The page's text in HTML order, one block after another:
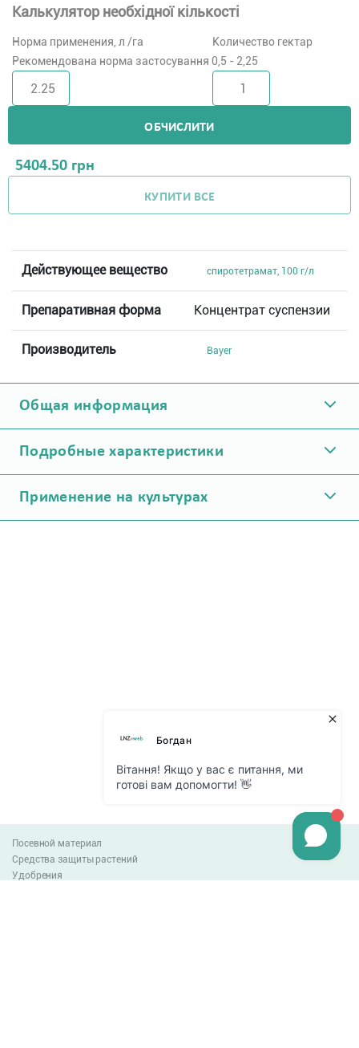
Калькулятор необхідної кількості
Норма применения, л /га
Количество гектар
Рекомендована норма застосування 0,5 - 2,25
ОБЧИСЛИТИ
5404.50 грн
КУПИТИ ВСЕ
Действующее вещество спиротетрамат, 100 г/л
Препаративная форма Концентрат суспензии
Производитель Bayer
Общая информация
Подробные характеристики
Применение на культурах
Посевной материал
Средства защиты растений
Удобрения